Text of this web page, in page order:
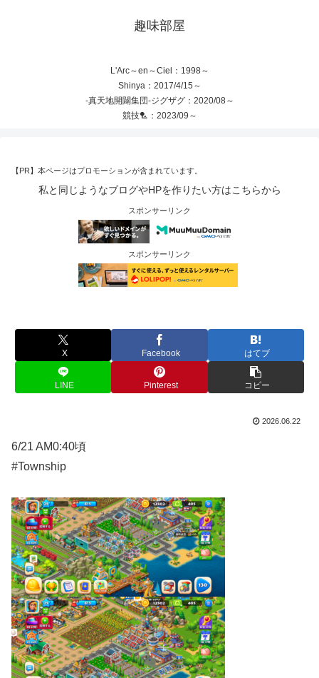
趣味部屋
L'Arc～en～Ciel：1998～
Shinya：2017/4/15～
-真天地開闢集団-ジグザグ：2020/08～
競技🏸：2023/09～
【PR】本ページはプロモーションが含まれています。
私と同じようなブログやHPを作りたい方はこちらから
スポンサーリンク
スポンサーリンク
X Facebook はてブ
LINE Pinterest コピー
2026.06.22
6/21 AM0:40頃
#Township